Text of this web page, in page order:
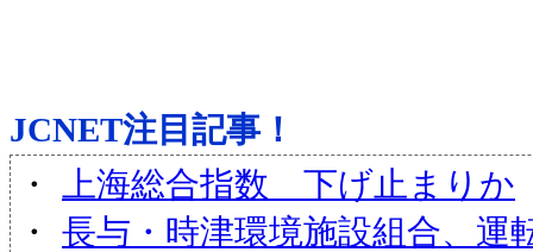
JCNET注目記事！
・
上海総合指数 下げ止まりか
・ 長与・時津環境施設組合、